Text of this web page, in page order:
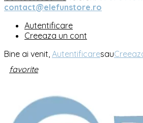
contact@elefunstore.ro
Autentificare
Creeaza un cont
Bine ai venit, Autentificaresau
favorite